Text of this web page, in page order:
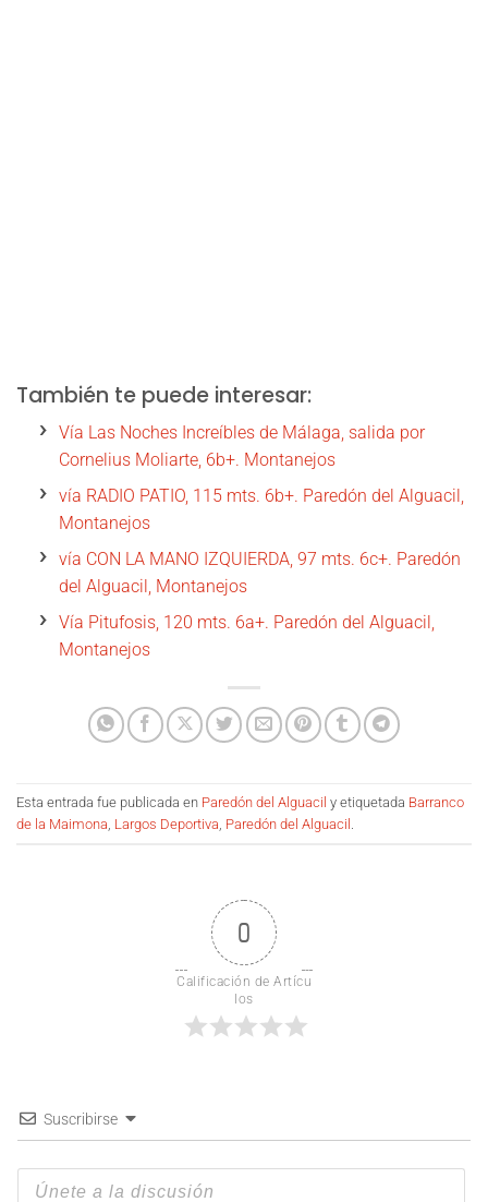
También te puede interesar:
Vía Las Noches Increíbles de Málaga, salida por
Cornelius Moliarte, 6b+. Montanejos
vía RADIO PATIO, 115 mts. 6b+. Paredón del Alguacil,
Montanejos
vía CON LA MANO IZQUIERDA, 97 mts. 6c+. Paredón
del Alguacil, Montanejos
Vía Pitufosis, 120 mts. 6a+. Paredón del Alguacil,
Montanejos
Esta entrada fue publicada en Paredón del Alguacil y etiquetada Barranco
de la Maimona Largos Deportiva Paredón del Alguacil
0
Calificación de Artícu
los
Suscribirse